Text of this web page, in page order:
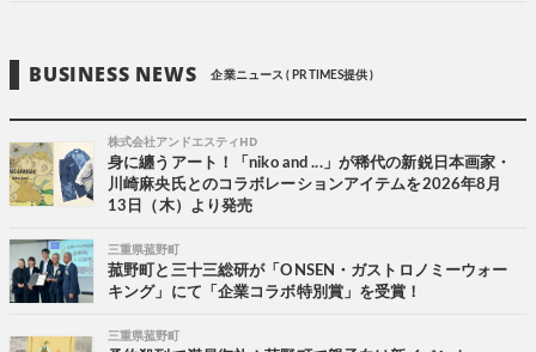
BUSINESS NEWS 企業ニュース ( PR TIMES提供 )
株式会社アンドエスティHD
身に纏うアート！「niko and ...」が稀代の新鋭日本画家・
川崎麻央氏とのコラボレーションアイテムを2026年8月
13日（木）より発売
三重県菰野町
菰野町と三十三総研が「ONSEN・ガストロノミーウォー
キング」にて「企業コラボ特別賞」を受賞！
三重県菰野町